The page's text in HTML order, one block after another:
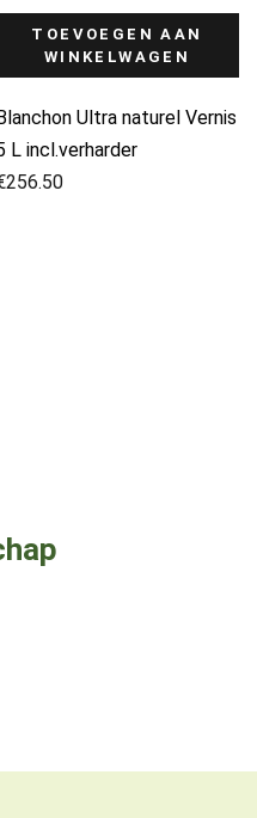
TOEVOEGEN AAN
WINKELWAGEN
Ultra naturel Vernis
L incl.verharder
256.50